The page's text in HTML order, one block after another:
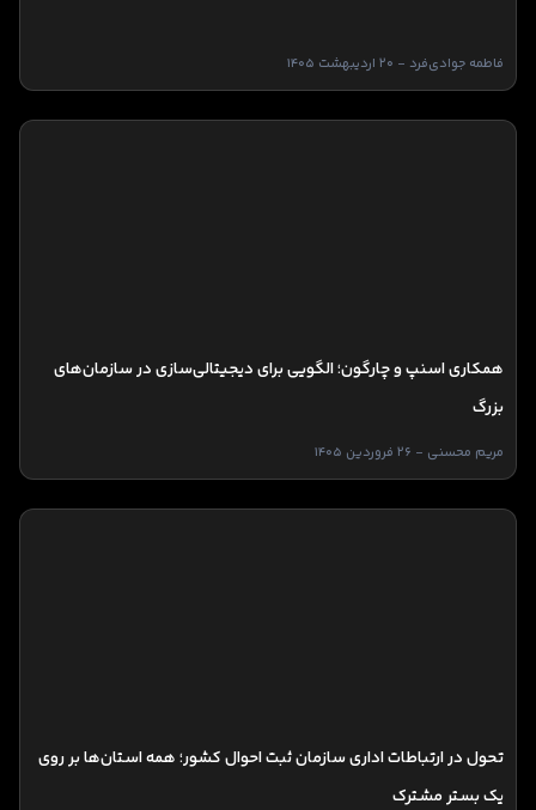
فاطمه جوادی‌فرد - 20 اردیبهشت 1405
همکاری اسنپ و چارگون؛ الگویی برای دیجیتالی‌سازی در سازمان‌های
بزرگ
مریم محسنی - 26 فروردین 1405
تحول در ارتباطات اداری سازمان ثبت احوال کشور؛ همه استان‌ها بر روی
یک بستر مشترک